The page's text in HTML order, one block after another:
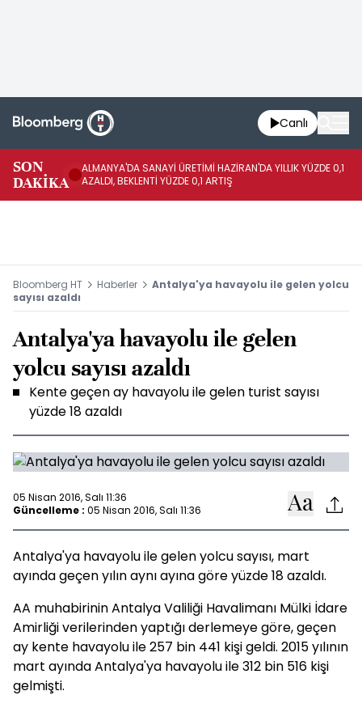
Canlı
SON
DAKİKA
ALMANYA'DA SANAYİ ÜRETİMİ HAZİRAN'DA YILLIK YÜZDE 0,1
AZALDI, BEKLENTİ YÜZDE 0,1 ARTIŞ
Bloomberg HT Haberler
Antalya'ya havayolu ile gelen yolcu
sayısı azaldı
Antalya'ya havayolu ile gelen
yolcu sayısı azaldı
Kente geçen ay havayolu ile gelen turist sayısı
yüzde 18 azaldı
05 Nisan 2016, Salı 11:36
Güncelleme : 05 Nisan 2016, Salı 11:36
Antalya'ya havayolu ile gelen yolcu sayısı, mart
ayında geçen yılın aynı ayına göre yüzde 18 azaldı.
AA muhabirinin Antalya Valiliği Havalimanı Mülki İdare
Amirliği verilerinden yaptığı derlemeye göre, geçen
ay kente havayolu ile 257 bin 441 kişi geldi. 2015 yılının
mart ayında Antalya'ya havayolu ile 312 bin 516 kişi
gelmişti.